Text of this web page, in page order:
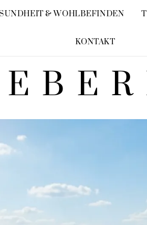
& WOHLBEFINDEN
KONTAKT